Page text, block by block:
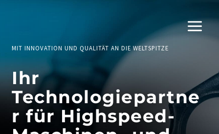
MIT INNOVATION UND QUALITÄT AN DIE WELTSPITZE
Ihr
Technologiepartne
r für Highspeed-